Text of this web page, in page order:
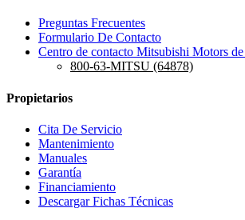
Preguntas Frecuentes
Formulario De Contacto
Centro de contacto Mitsubishi Motors
800-63-MITSU (64878)
Propietarios
Cita De Servicio
Mantenimiento
Manuales
Garantía
Financiamiento
Descargar Fichas Técnicas